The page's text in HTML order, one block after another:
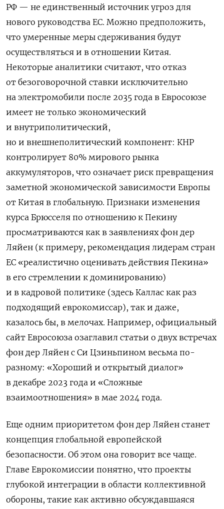
РФ — не единственный источник угроз для
нового руководства ЕС. Можно предположить,
что умеренные меры сдерживания будут
осуществляться и в отношении Китая.
Некоторые аналитики считают, что отказ
от безоговорочной ставки исключительно
на электромобили после 2035 года в Евросоюзе
имеет не только экономический
и внутриполитический,
но и внешнеполитический компонент: КНР
контролирует 80% мирового рынка
аккумуляторов, что означает риск превращения
заметной экономической зависимости Европы
от Китая в глобальную. Признаки изменения
курса Брюсселя по отношению к Пекину
просматриваются как в заявлениях фон дер
Ляйен (к примеру, рекомендация лидерам стран
ЕС «реалистично оценивать действия Пекина»
в его стремлении к доминированию)
и в кадровой политике (здесь Каллас как раз
подходящий еврокомиссар), так и даже,
казалось бы, в мелочах. Например, официальный
сайт Евросоюза озаглавил статьи о двух встречах
фон дер Ляйен с Си Цзиньпином весьма по-
разному: «Хороший и открытый диалог»
в декабре 2023 года и «Сложные
взаимоотношения» в мае 2024 года.
Еще одним приоритетом фон дер Ляйен станет
концепция глобальной европейской
безопасности. Об этом она говорит все чаще.
Главе Еврокомиссии понятно, что проекты
глубокой интеграции в области коллективной
обороны, такие как активно обсуждавшаяся